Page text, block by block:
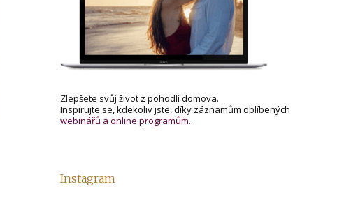
Zlepšete svůj život z pohodlí domova.
Inspirujte se, kdekoliv jste, díky záznamům oblíbených
webinářů a online programům.
Instagram